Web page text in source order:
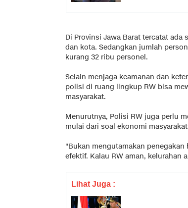
Di Provinsi Jawa Barat tercatat ada
dan kota. Sedangkan jumlah
kurang 32 ribu personel.
Selain menjaga keamanan dan
polisi di ruang lingkup RW bisa
masyarakat.
Menurutnya, Polisi RW juga perlu
mulai dari soal ekonomi
"Bukan mengutamakan
efektif. Kalau RW aman, kelurahan
Lihat Juga :